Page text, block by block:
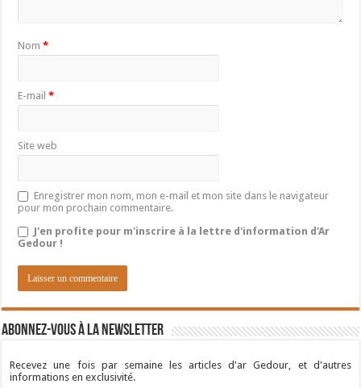
Nom*
E-mail*
Site web
Enregistrer mon nom, mon e-mail et mon site dans le navigateur
pour mon prochain commentaire.
J'en profite pour m'inscrire à la lettre d'information d'Ar
Gedour !
Abonnez-vous à la newsletter
Recevez une fois par semaine les articles d'ar Gedour, et d'autres
informations en exclusivité.